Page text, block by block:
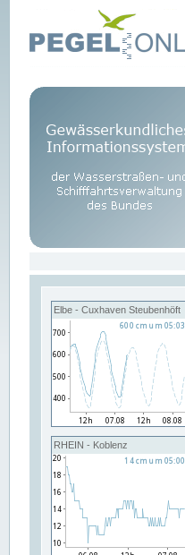
Elbe - Cuxhaven Steubenhöft
RHEIN - Koblenz